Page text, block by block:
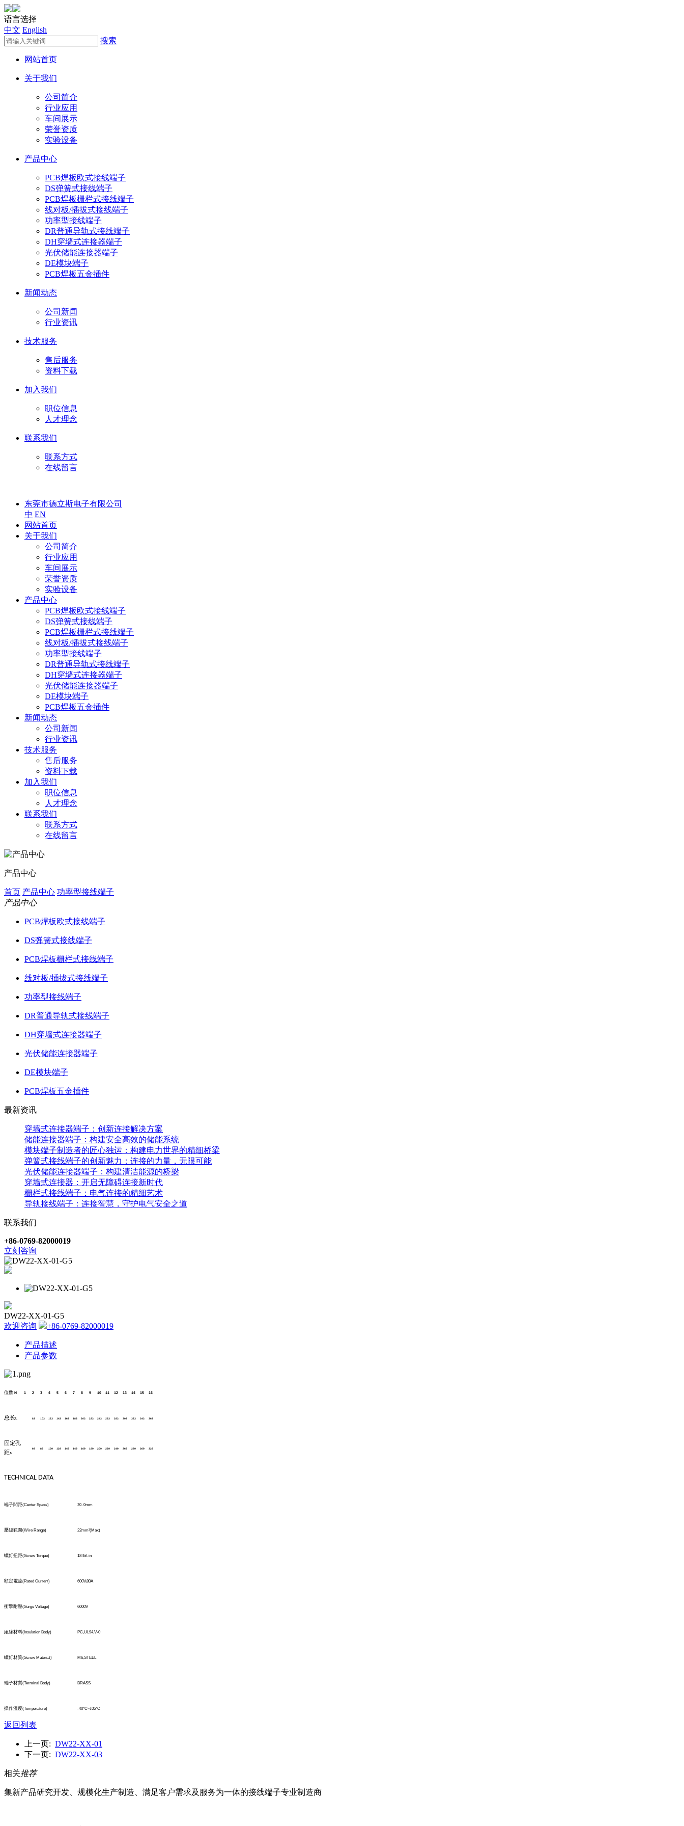
语言选择
中文 English
搜索
网站首页
关于我们
公司简介
行业应用
车间展示
荣誉资质
实验设备
产品中心
PCB焊板欧式接线端子
DS弹簧式接线端子
PCB焊板栅栏式接线端子
线对板/插拔式接线端子
功率型接线端子
DR普通导轨式接线端子
DH穿墙式连接器端子
光伏储能连接器端子
DE模块端子
PCB焊板五金插件
新闻动态
公司新闻
行业资讯
技术服务
售后服务
资料下载
加入我们
职位信息
人才理念
联系我们
联系方式
在线留言
东莞市德立斯电子有限公司
中 EN
网站首页
关于我们
公司简介
行业应用
车间展示
荣誉资质
实验设备
产品中心
PCB焊板欧式接线端子
DS弹簧式接线端子
PCB焊板栅栏式接线端子
线对板/插拔式接线端子
功率型接线端子
DR普通导轨式接线端子
DH穿墙式连接器端子
光伏储能连接器端子
DE模块端子
PCB焊板五金插件
新闻动态
公司新闻
行业资讯
技术服务
售后服务
资料下载
加入我们
职位信息
人才理念
联系我们
联系方式
在线留言
产品中心
首页 产品中心 功率型接线端子
产品中心
PCB焊板欧式接线端子
DS弹簧式接线端子
PCB焊板栅栏式接线端子
线对板/插拔式接线端子
功率型接线端子
DR普通导轨式接线端子
DH穿墙式连接器端子
光伏储能连接器端子
DE模块端子
PCB焊板五金插件
最新资讯
穿墙式连接器端子：创新连接解决方案
储能连接器端子：构建安全高效的储能系统
模块端子制造者的匠心独运：构建电力世界的精细桥梁
弹簧式接线端子的创新魅力：连接的力量，无限可能
光伏储能连接器端子：构建清洁能源的桥梁
穿墙式连接器：开启无障碍连接新时代
栅栏式接线端子：电气连接的精细艺术
导轨接线端子：连接智慧，守护电气安全之道
联系我们
+86-0769-82000019
立刻咨询
DW22-XX-01-G5
欢迎咨询
+86-0769-82000019
产品描述
产品参数
位数 N 1 2 3 4 5 6 7 8 9 10 11 12 13 14 15 16
总长 83 103 123 143 163 183 203 223 243 263 283 303 323 343 363
固定孔
距s
69 89 109 129 149 149 169 189 209 229 249 269 289 309 329
TECHNICAL DATA
端子間距(Center Spase) 20. 0mm
壓線範圍(Wire Range) 22mm²(Max)
螺釘扭距(Screw Torque) 18 Ibf. in
額定電流(Rated Current) 600V,80A
衝擊耐壓(Surge Voltage) 6000V
絕緣材料(Insulation Body) PC,UL94,V-0
螺釘材質(Screw Material) M6,STEEL
端子材質(TerminaI Body) BRASS
操作溫度(Temperature) -40°C~105°C
返回列表
上一页: DW22-XX-01
下一页: DW22-XX-03
相关推荐
集新产品研究开发、规模化生产制造、满足客户需求及服务为一体的接线端子专业制造商